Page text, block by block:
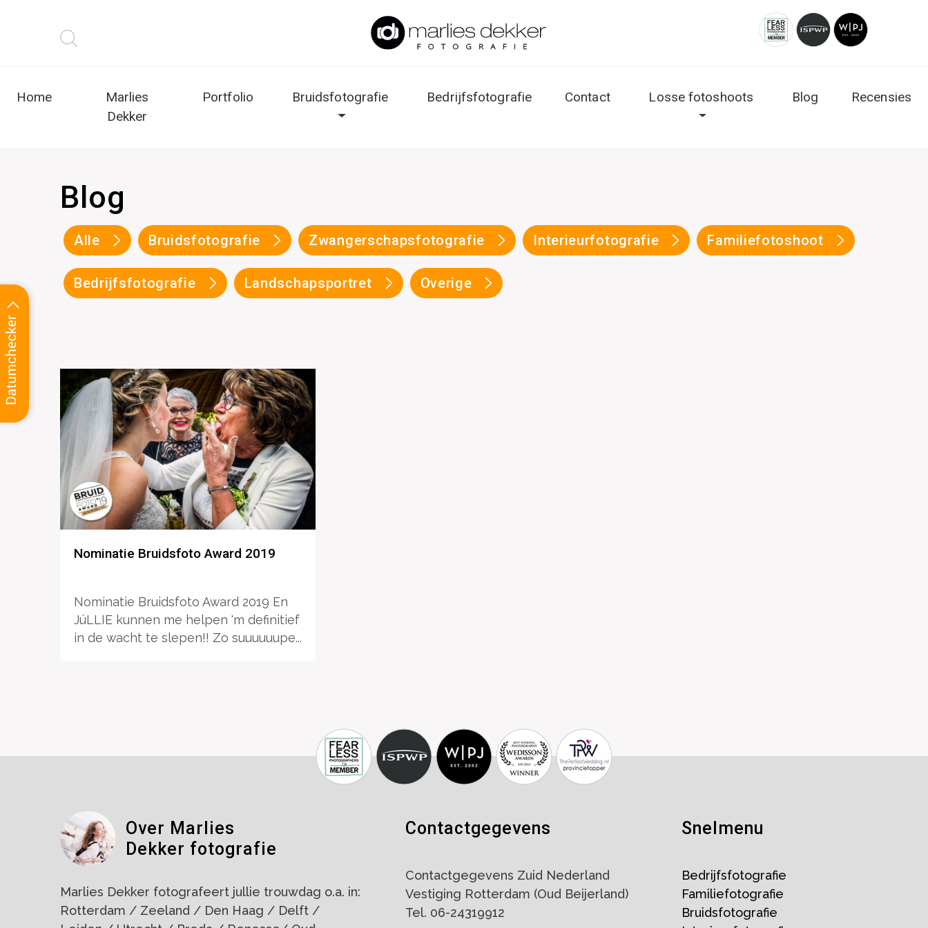
Home
Marlies
Dekker
Portfolio Bruidsfotografie Bedrijfsfotografie Contact Losse fotoshoots Blog Recensies
Blog
Alle Bruidsfotografie Zwangerschapsfotografie Interieurfotografie Familiefotoshoot
Bedrijfsfotografie Landschapsportret Overige
Nominatie Bruidsfoto Award 2019
Nominatie Bruidsfoto Award 2019 En
JúLLIE kunnen me helpen 'm definitief
in de wacht te slepen!! Zo suuuuuupe...
Over Marlies
Dekker fotografie
Marlies Dekker fotografeert jullie trouwdag o.a. in:
Rotterdam / Zeeland / Den Haag / Delft /
Contactgegevens
Contactgegevens Zuid Nederland
Vestiging Rotterdam (Oud Beijerland)
Tel. 06-24319912
Snelmenu
Bedrijfsfotografie
Familiefotografie
Bruidsfotografie